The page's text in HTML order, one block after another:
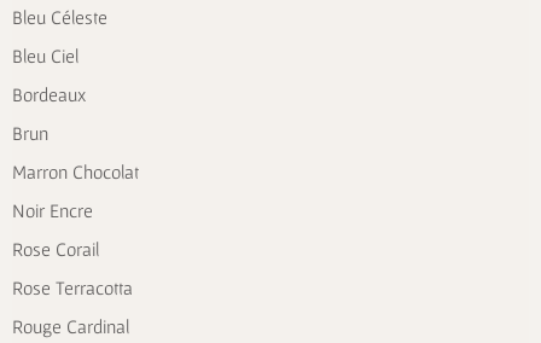
Bleu Céleste
Bleu Ciel
Bordeaux
Brun
Marron Chocolat
Noir Encre
Rose Corail
Rose Terracotta
Rouge Cardinal